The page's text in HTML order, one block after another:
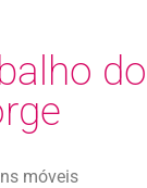
do
móveis